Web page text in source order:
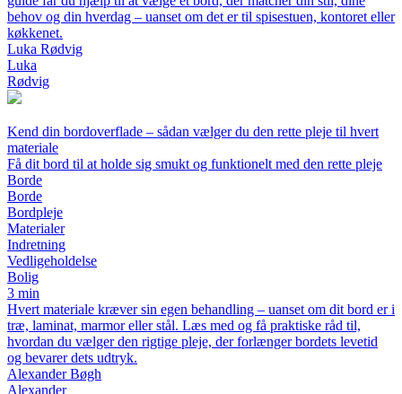
behov og din hverdag – uanset om det er til spisestuen, kontoret eller
køkkenet.
Luka Rødvig
Luka
Rødvig
Kend din bordoverflade – sådan vælger du den rette pleje til hvert
materiale
Få dit bord til at holde sig smukt og funktionelt med den rette pleje
Borde
Borde
Bordpleje
Materialer
Indretning
Vedligeholdelse
Bolig
3 min
Hvert materiale kræver sin egen behandling – uanset om dit bord er i
træ, laminat, marmor eller stål. Læs med og få praktiske råd til,
hvordan du vælger den rigtige pleje, der forlænger bordets levetid
og bevarer dets udtryk.
Alexander Bøgh
Alexander